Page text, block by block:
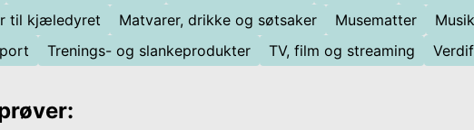
til kjæledyret Matvarer, drikke og søtsaker Musematter
Trenings- og slankeprodukter TV, film og streaming
: